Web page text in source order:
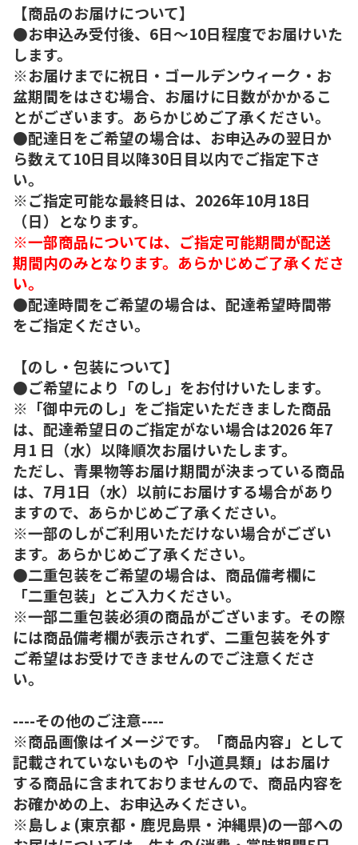
【商品のお届けについて】
●お申込み受付後、6日～10日程度でお届けいた
します。
※お届けまでに祝日・ゴールデンウィーク・お
盆期間をはさむ場合、お届けに日数がかかるこ
とがございます。あらかじめご了承ください。
●配達日をご希望の場合は、お申込みの翌日か
ら数えて10日目以降30日目以内でご指定下さ
い。
※ご指定可能な最終日は、2026年10月18日
（日）となります。
※一部商品については、ご指定可能期間が配送
期間内のみとなります。あらかじめご了承くださ
い。
●配達時間をご希望の場合は、配達希望時間帯
をご指定ください。
【のし・包装について】
●ご希望により「のし」をお付けいたします。
※「御中元のし」をご指定いただきました商品
は、配達希望日のご指定がない場合は2026 年7
月1 日（水）以降順次お届けいたします。
ただし、青果物等お届け期間が決まっている商品
は、7月1日（水）以前にお届けする場合があり
ますので、あらかじめご了承ください。
※一部のしがご利用いただけない場合がござい
ます。あらかじめご了承ください。
●二重包装をご希望の場合は、商品備考欄に
「二重包装」とご入力ください。
※一部二重包装必須の商品がございます。その際
には商品備考欄が表示されず、二重包装を外す
ご希望はお受けできませんのでご注意くださ
い。
----その他のご注意----
※商品画像はイメージです。「商品内容」として
記載されていないものや「小道具類」はお届け
する商品に含まれておりませんので、商品内容を
お確かめの上、お申込みください。
※島しょ(東京都・鹿児島県・沖縄県)の一部への